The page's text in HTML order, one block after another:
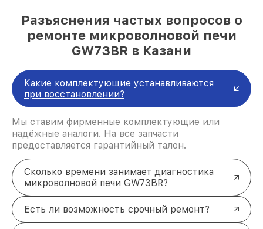
Разъяснения частых вопросов о
ремонте микроволновой печи
GW73BR в Казани
Какие комплектующие устанавливаются
при восстановлении?
Мы ставим фирменные комплектующие или
надёжные аналоги. На все запчасти
предоставляется гарантийный талон.
Сколько времени занимает диагностика
микроволновой печи GW73BR?
Есть ли возможность срочный ремонт?